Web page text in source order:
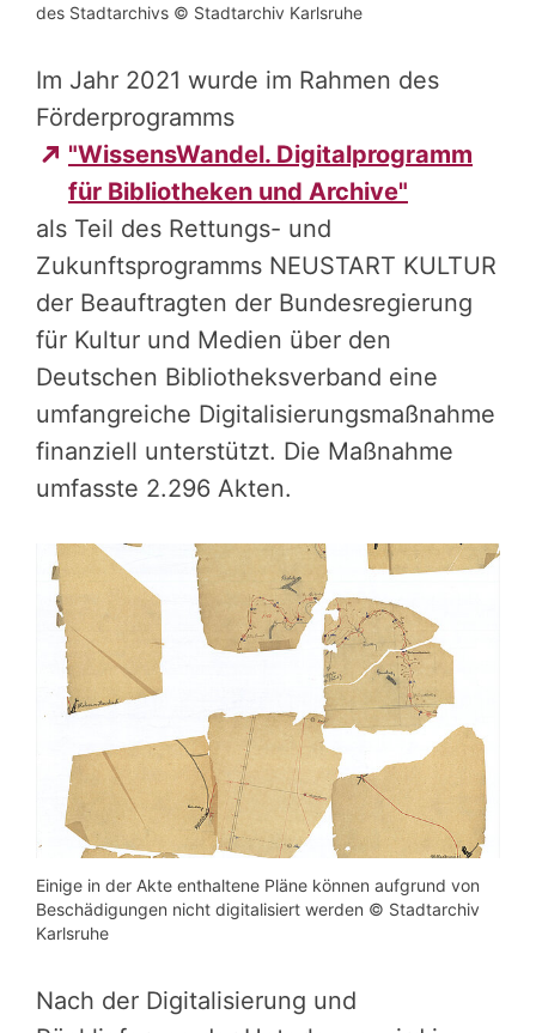
des Stadtarchivs © Stadtarchiv Karlsruhe
Im Jahr 2021 wurde im Rahmen des
Förderprogramms
"WissensWandel. Digitalprogramm
für Bibliotheken und Archive"
als Teil des Rettungs- und
Zukunftsprogramms NEUSTART KULTUR
der Beauftragten der Bundesregierung
für Kultur und Medien über den
Deutschen Bibliotheksverband eine
umfangreiche Digitalisierungsmaßnahme
finanziell unterstützt. Die Maßnahme
umfasste 2.296 Akten.
Einige in der Akte enthaltene Pläne können aufgrund von
Beschädigungen nicht digitalisiert werden © Stadtarchiv
Karlsruhe
Nach der Digitalisierung und